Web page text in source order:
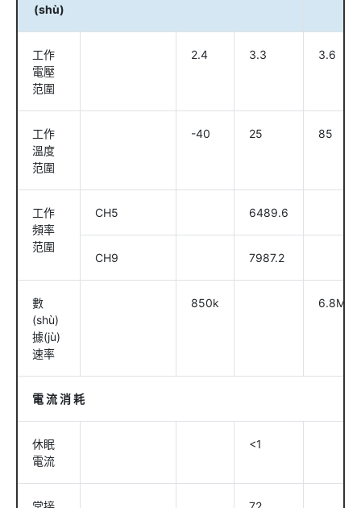
(shù)
工作
電壓
范圍
2.4 3.3 3.6
工作
溫度
范圍
-40 25 85
工作
頻率
范圍
CH5 6489.6
CH9 7987.2
數
(shù)
據(jù)
速率
850k 6.8M
電 流 消 耗
休眠
電流
<1